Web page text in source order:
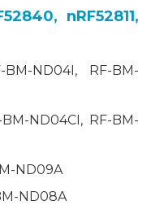
nRF52811,
ND04I, RF-BM-
ND04CI, RF-BM-
ND09A
ND08A